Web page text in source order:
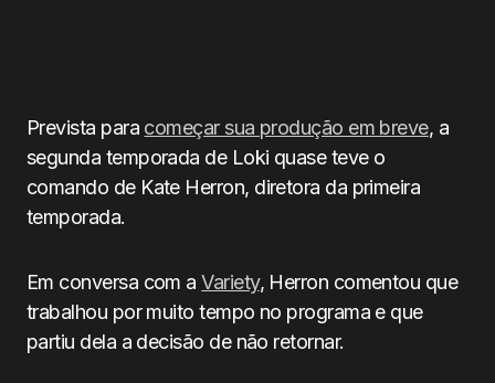
Prevista para começar sua produção em breve, a
segunda temporada de Loki quase teve o
comando de Kate Herron, diretora da primeira
temporada.
Em conversa com aVariety, Herron comentou que
trabalhou por muito tempo no programa e que
partiu dela a decisão de não retornar.